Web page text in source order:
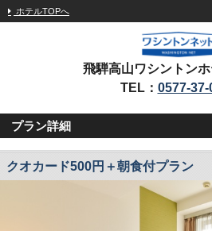
ホテルTOPへ
飛騨高山ワシントン
TEL： 0577-37-
プラン詳細
クオカード500円＋朝食付プラン